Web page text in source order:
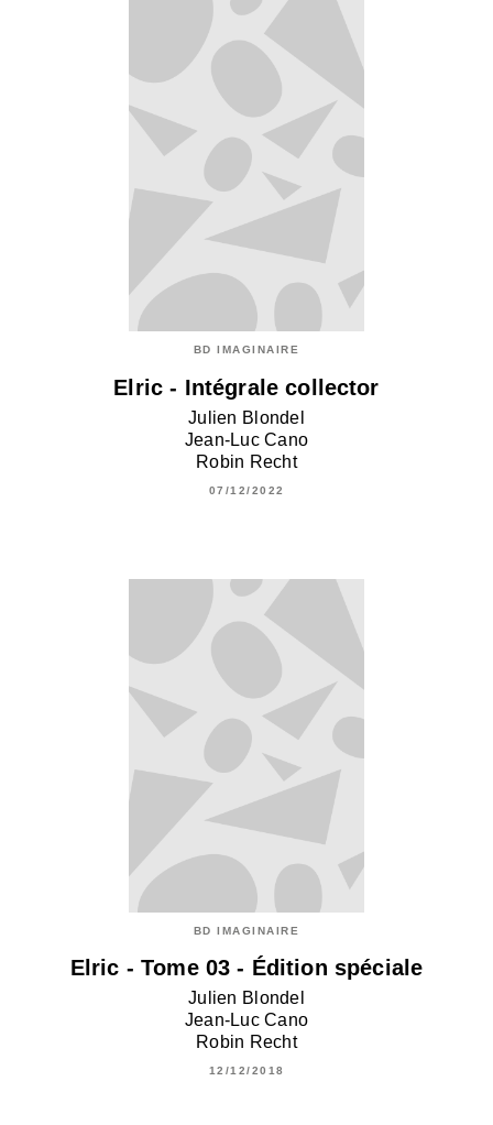
BD IMAGINAIRE
Elric - Intégrale collector
Julien Blondel
Jean-Luc Cano
Robin Recht
07/12/2022
BD IMAGINAIRE
Elric - Tome 03 - Édition spéciale
Julien Blondel
Jean-Luc Cano
Robin Recht
12/12/2018